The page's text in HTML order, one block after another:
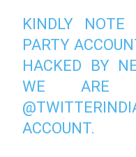
KINDLY NOTE
PARTY
HACKED BY
WE ARE
ACCOUNT.